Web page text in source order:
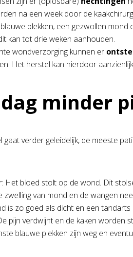
na een week door de
plekken, een gezwollen mond
kan tot drie weken aanhouden.
wondverzorging kunnen er
Het herstel kan hierdoor
minder
gaat verder geleidelijk, de meeste
Het bloed stolt op de wond. Dit
zwelling van mond en de wangen
is zo goed als dicht en een
pijn verdwijnt en de kaken worden
blauwe plekken zijn weg en